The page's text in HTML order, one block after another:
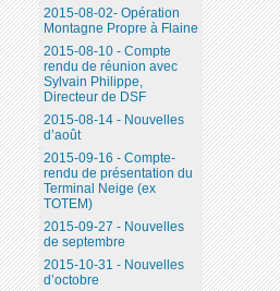
2015-08-02- Opération
Montagne Propre à Flaine
2015-08-10 - Compte
rendu de réunion avec
Sylvain Philippe,
Directeur de DSF
2015-08-14 - Nouvelles
d’août
2015-09-16 - Compte-
rendu de présentation du
Terminal Neige (ex
TOTEM)
2015-09-27 - Nouvelles
de septembre
2015-10-31 - Nouvelles
d’octobre